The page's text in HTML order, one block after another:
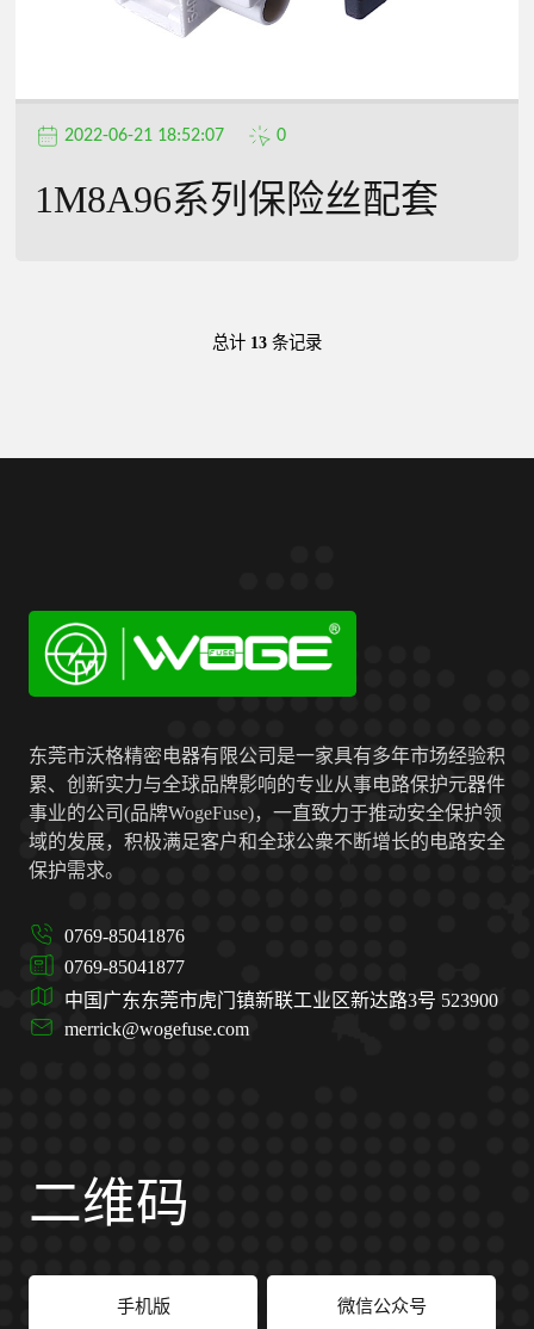
2022-06-21 18:52:07 0
1M8A96系列保险丝配套
总计 13 条记录
东莞市沃格精密电器有限公司是一家具有多年市场经验积
累、创新实力与全球品牌影响的专业从事电路保护元器件
事业的公司(品牌WogeFuse)，一直致力于推动安全保护领
域的发展，积极满足客户和全球公衆不断增长的电路安全
保护需求。
0769-85041876
0769-85041877
中国广东东莞市虎门镇新联工业区新达路3号 523900
merrick@wogefuse.com
二维码
手机版 微信公众号